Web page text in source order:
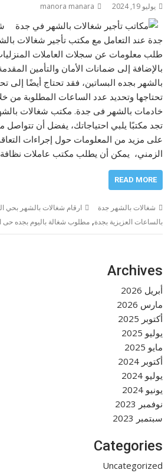
يوليو 19, 2024 manora manara
طلب معلومات عن سجلات العاملات المنزليات
بالإضافة إلى ضمانات الأمان والتأمين
بالشهر بجده البساتين، فقد تحتاج أيضًا إلى
تحتاجها وتحديد عدد الساعات المطلوبة من
خادمات بالشهر فى جدة. مكتب شغالات
تجد مكتبًا يلبي احتياجاتك، يفضل أن
على مزيد من المعلومات حول إجراءات
الزمني، يمكن أن يطلب مكتب عاملات
READ MORE
شغالات بالشهر جدة ارقام شغالات بالشهر بحي
بالساعات العزيزية بجدة,مطلوب شغالة باليوم بجده حى
Archives
أبريل 2026
مارس 2026
أكتوبر 2025
يوليو 2025
مايو 2025
أكتوبر 2024
يوليو 2024
يونيو 2024
نوفمبر 2023
سبتمبر 2023
Categories
Uncategorized